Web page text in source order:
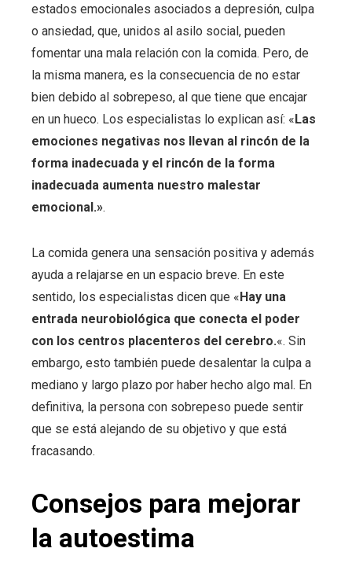
estados emocionales asociados a depresión, culpa
o ansiedad, que, unidos al asilo social, pueden
fomentar una mala relación con la comida. Pero, de
la misma manera, es la consecuencia de no estar
bien debido al sobrepeso, al que tiene que encajar
en un hueco. Los especialistas lo explican así: «Las
emociones negativas nos llevan al rincón de la
forma inadecuada y el rincón de la forma
inadecuada aumenta nuestro malestar
emocional.».
La comida genera una sensación positiva y además
ayuda a relajarse en un espacio breve. En este
sentido, los especialistas dicen que «Hay una
entrada neurobiológica que conecta el poder
con los centros placenteros del cerebro.«. Sin
embargo, esto también puede desalentar la culpa a
mediano y largo plazo por haber hecho algo mal. En
definitiva, la persona con sobrepeso puede sentir
que se está alejando de su objetivo y que está
fracasando.
Consejos para mejorar
la autoestima